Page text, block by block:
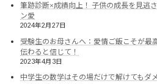
筆跡診断×成績向上！ 子供の成長を見逃
ン愛
2024年2月27日
受験生のお母さんへ：愛情ご飯こそが最
伝わると信じて！
2023年4月3日
中学生の数学はその場だけで解けてもダ